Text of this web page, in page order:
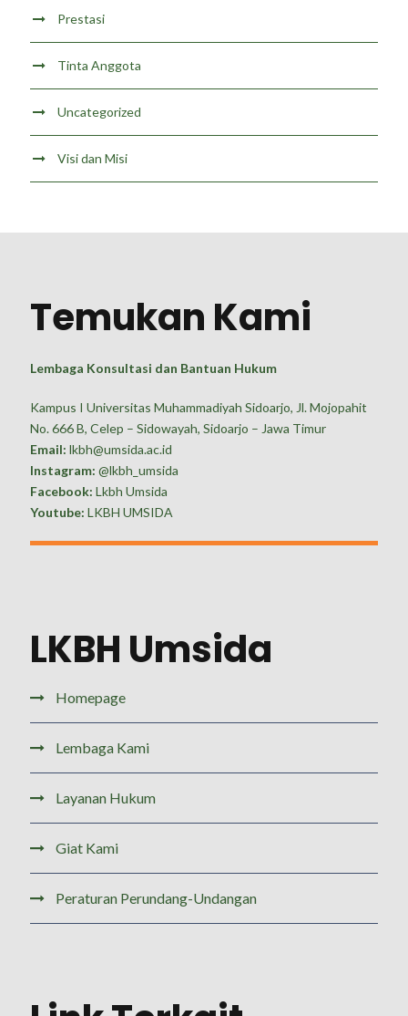
Prestasi
Tinta Anggota
Uncategorized
Visi dan Misi
Temukan Kami
Lembaga Konsultasi dan Bantuan Hukum
Kampus I Universitas Muhammadiyah Sidoarjo, Jl. Mojopahit
No. 666 B, Celep – Sidowayah, Sidoarjo – Jawa Timur
Email: lkbh@umsida.ac.id
Instagram: @lkbh_umsida
Facebook: Lkbh Umsida
Youtube: LKBH UMSIDA
LKBH Umsida
Homepage
Lembaga Kami
Layanan Hukum
Giat Kami
Peraturan Perundang-Undangan